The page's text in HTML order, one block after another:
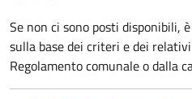
Se non ci sono posti disponibili,
sulla base dei criteri e dei
Regolamento comunale o dalla